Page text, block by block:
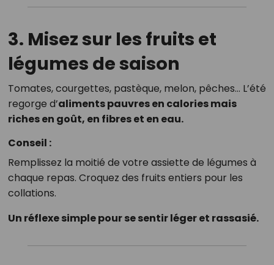
3. Misez sur les fruits et
légumes de saison
Tomates, courgettes, pastèque, melon, pêches… L’été
regorge d’aliments pauvres en calories mais
riches en goût, en fibres et en eau.
Conseil :
Remplissez la moitié de votre assiette de légumes à
chaque repas. Croquez des fruits entiers pour les
collations.
Un réflexe simple pour se sentir léger et rassasié.